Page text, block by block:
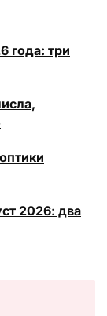
года: три
2026: два